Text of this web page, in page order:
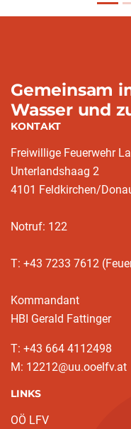
Gemeinsam
Wasser und
KONTAKT
Freiwillige Feuerwehr
Unterlandshaag 2
4101 Feldkirchen/
Notruf: 122
T: +43 7233 7612
Kommandant
HBI Gerald Fattinger
T: +43 664 4112498
M: 12212@uu.ooelfv.at
LINKS
OÖ LFV